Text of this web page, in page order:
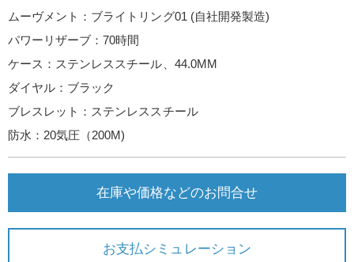
ムーヴメント：ブライトリング01 (自社開発製造)
パワーリザーブ：70時間
ケース：ステンレススチール、44.0MM
ダイヤル：ブラック
ブレスレット：ステンレススチール
防水：20気圧（200M)
在庫や価格などのお問合せ
お支払シミュレーション